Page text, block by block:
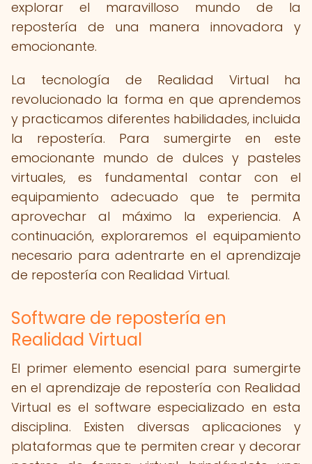
explorar el maravilloso mundo de la
repostería de una manera innovadora y
emocionante.
La tecnología de Realidad Virtual ha
revolucionado la forma en que aprendemos
y practicamos diferentes habilidades, incluida
la repostería. Para sumergirte en este
emocionante mundo de dulces y pasteles
virtuales, es fundamental contar con el
equipamiento adecuado que te permita
aprovechar al máximo la experiencia. A
continuación, exploraremos el equipamiento
necesario para adentrarte en el aprendizaje
de repostería con Realidad Virtual.
Software de repostería en
Realidad Virtual
El primer elemento esencial para sumergirte
en el aprendizaje de repostería con Realidad
Virtual es el software especializado en esta
disciplina. Existen diversas aplicaciones y
plataformas que te permiten crear y decorar